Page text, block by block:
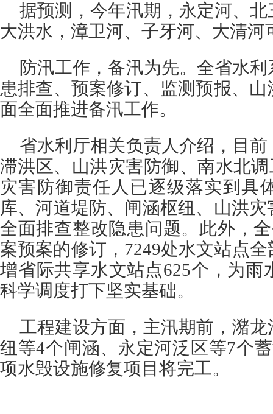
据预测，今年汛期，永定河、
大洪水，漳卫河、子牙河、大清河
防汛工作，备汛为先。全省水
患排查、预案修订、监测预报、
面全面推进备汛工作。
省水利厅相关负责人介绍，目
滞洪区、山洪灾害防御、南水北
灾害防御责任人已逐级落实到具
库、河道堤防、闸涵枢纽、山洪
全面排查整改隐患问题。此外，
案预案的修订，7249处水文站点
增省际共享水文站点625个，为雨
科学调度打下坚实基础。
工程建设方面，主汛期前，潴
纽等4个闸涵、永定河泛区等7个
项水毁设施修复项目将完工。